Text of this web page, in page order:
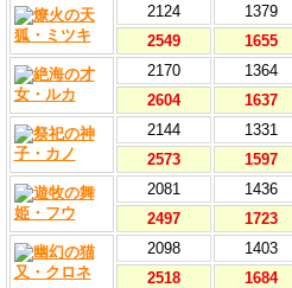
2124
1379
2549
1655
2170
1364
2604
1637
2144
1331
2573
1597
2081
1436
2497
1723
2098
1403
2518
1684